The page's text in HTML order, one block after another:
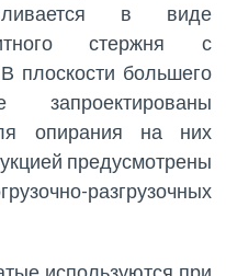
в виде
стержня с
плоскости большего
опирания на них
предусмотрены
разгрузочных